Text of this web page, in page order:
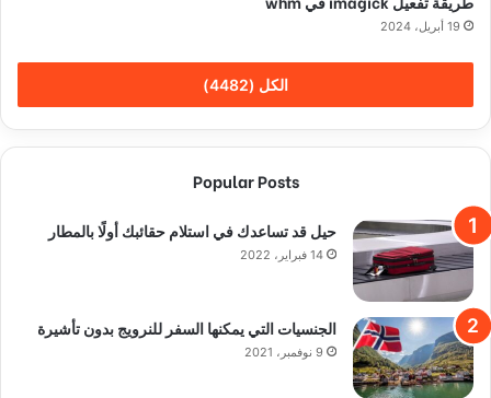
19 أبريل، 2024
الكل (4482)
Popular Posts
حيل قد تساعدك في استلام حقائبك أولًا بالمطار
14 فبراير، 2022
الجنسيات التي يمكنها السفر للنرويج بدون تأشيرة
9 نوفمبر، 2021